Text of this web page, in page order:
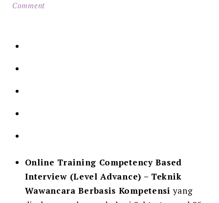
Comment
Online Training Competency Based
Interview (Level Advance) – Teknik
Wawancara Berbasis Kompetensi yang